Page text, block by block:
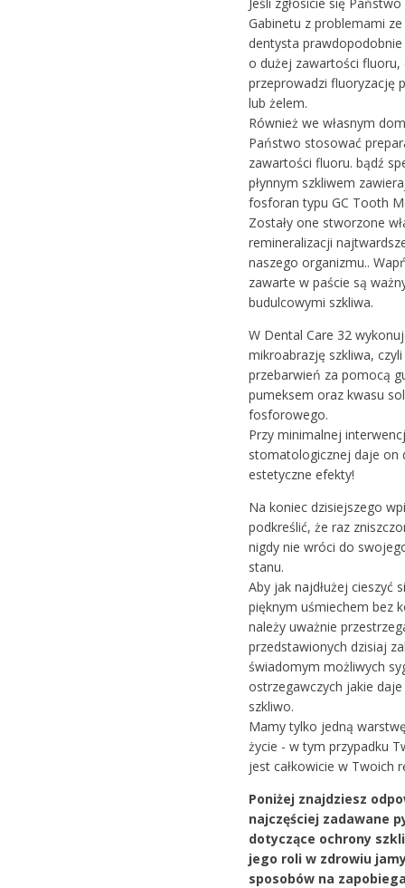
Gabinetu z problemami
dentysta
o dużej zawartości fluoru,
przeprowadzi fluoryzację
lub żelem.
Również we własnym
Państwo stosować
zawartości fluoru. bądź
płynnym szkliwem
fosforan typu GC Tooth
Zostały one stworzone
remineralizacji
naszego organizmu..
zawarte w paście są
budulcowymi szkliwa.
W Dental Care 32
mikroabrazję szkliwa,
przebarwień za pomocą
pumeksem oraz kwasu
fosforowego.
Przy minimalnej
stomatologicznej daje on
estetyczne efekty!
Na koniec dzisiejszego
podkreślić, że raz
nigdy nie wróci do
stanu.
Aby jak najdłużej cieszyć
pięknym uśmiechem bez
należy uważnie
przedstawionych dzisiaj
świadomym możliwych
ostrzegawczych jakie
szkliwo.
Mamy tylko jedną
życie - w tym przypadku
jest całkowicie w Twoich
Poniżej znajdziesz
najczęściej zadawane
dotyczące ochrony
jego roli w zdrowiu
sposobów na